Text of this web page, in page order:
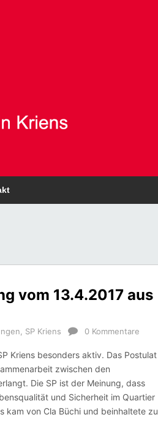
vom 13.4.2017 aus
SP Kriens 0 Kommentare
Kriens besonders aktiv. Das Postulat
zwischen den
Die SP ist der Meinung, dass
und Sicherheit im Quartier
kam von Cla Büchi und beinhaltete zu